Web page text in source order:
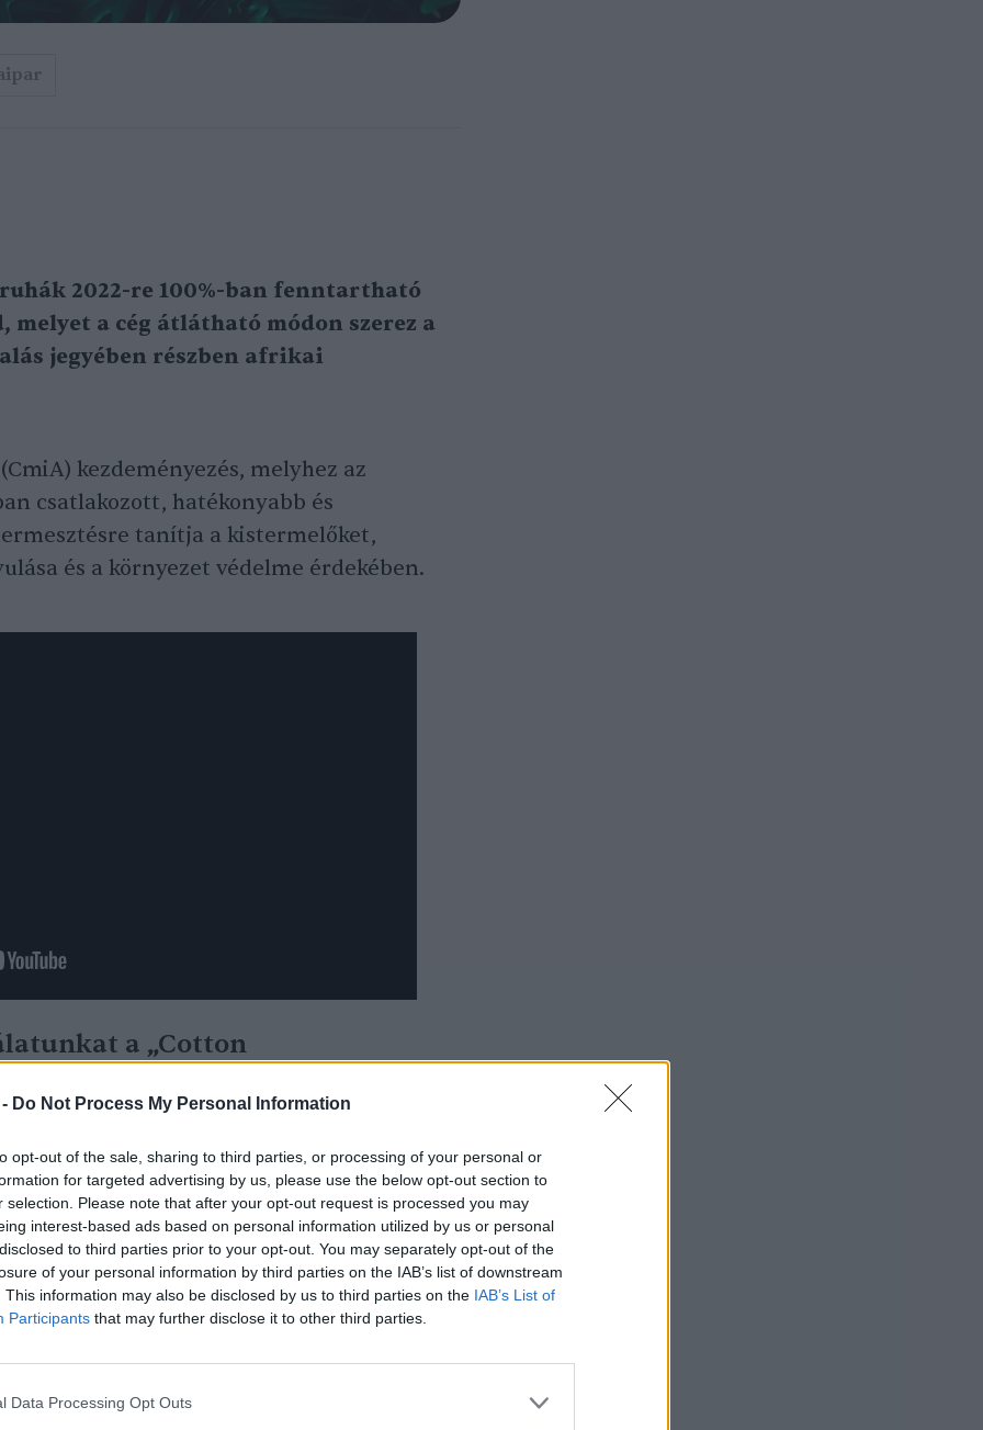
Do Not Process My Personal Information
opt-out of the sale, sharing to third parties, or processing of your personal or
for targeted advertising by us, please use the below opt-out section to
selection. Please note that after your opt-out request is processed you may
interest-based ads based on personal information utilized by us or personal
to third parties prior to your opt-out. You may separately opt-out of the
of your personal information by third parties on the IAB’s list of downstream
This information may also be disclosed by us to third parties on the IAB’s List of
Participants that may further disclose it to other third parties.
Data Processing Opt Outs
2022-re 100%-ban fenntartható
melyet a cég átlátható módon szerez a
jegyében részben afrikai
(CmiA) kezdeményezés, melyhez az
csatlakozott, hatékonyabb és
tanítja a kistermelőket,
és a környezet védelme érdekében.
a „Cotton
ki. Ily módon
kínálunk
megvásárlásával
az afrikai
és a környezet
kommunikációs vezetője.